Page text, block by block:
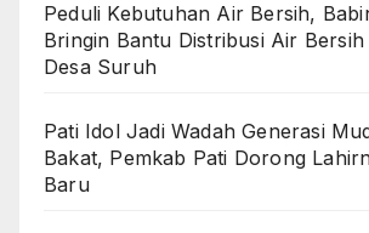
Peduli Kebutuhan Air Bersih,
Bringin Bantu Distribusi Air
Desa Suruh
Pati Idol Jadi Wadah Generasi
Bakat, Pemkab Pati Dorong
Baru